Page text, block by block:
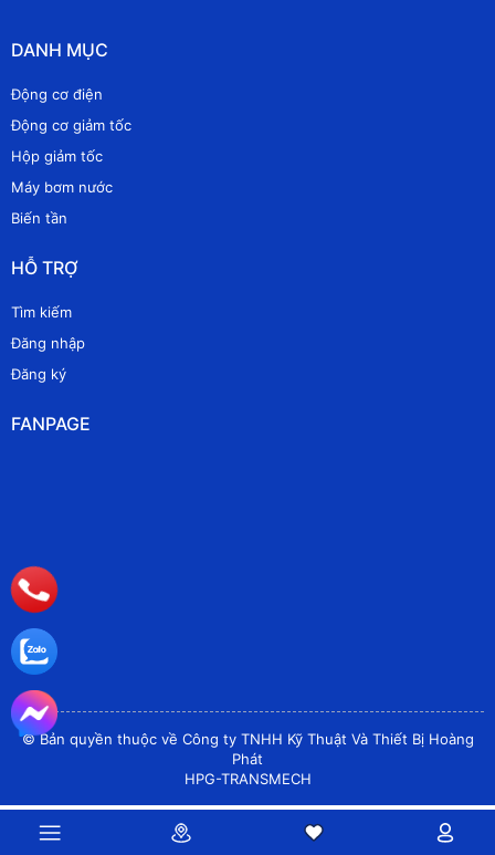
DANH MỤC
Động cơ điện
Động cơ giảm tốc
Hộp giảm tốc
Máy bơm nước
Biến tần
HỖ TRỢ
Tìm kiếm
Đăng nhập
Đăng ký
FANPAGE
© Bản quyền thuộc về Công ty TNHH Kỹ Thuật Và Thiết Bị Hoàng
Phát
HPG-TRANSMECH